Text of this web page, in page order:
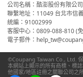
公司名稱：酷澎股份有限公司
聯繫地址：11049 台北市信
統編：91002999
客服中心：0809-088-810 (
電子郵件：
©Coupang Taiwan Co., Ltd. 保
本網站上顯示的所有商標、標
他國家/地區註冊之關聯公司之